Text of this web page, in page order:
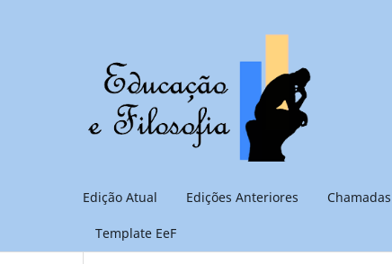
Edição Atual Edições Anteriores Chamadas
Template EeF